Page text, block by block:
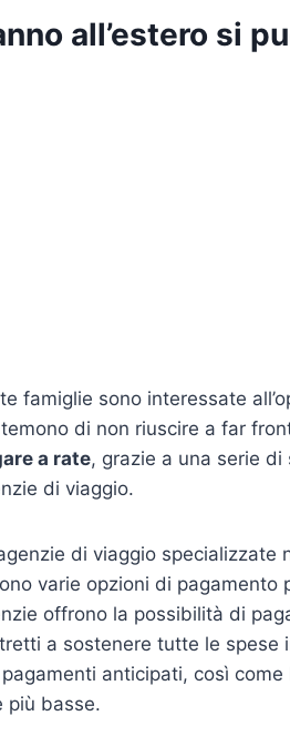
all’estero si
famiglie sono interessate
di non riuscire a far
a rate, grazie a una serie
di viaggio.
di viaggio specializzate
varie opzioni di pagamento
offrono la possibilità di
a sostenere tutte le spese
anticipati, così
più basse.